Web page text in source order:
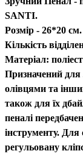
SANTI.
Розмір - 26*20 см.
Кількість
Матеріал:
Призначений для
олівцями та
також для їх
пеналі
інструменту. Для
регульовану